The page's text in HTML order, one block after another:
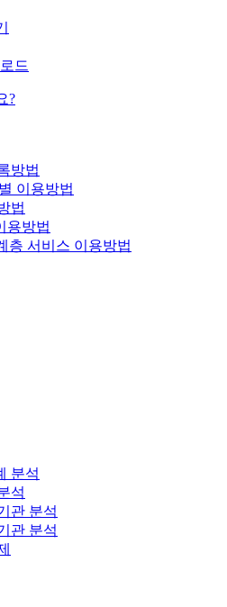
드
?
방법
이용방법
법
용방법
층 서비스 이용방법
분석
석
관 분석
관 분석